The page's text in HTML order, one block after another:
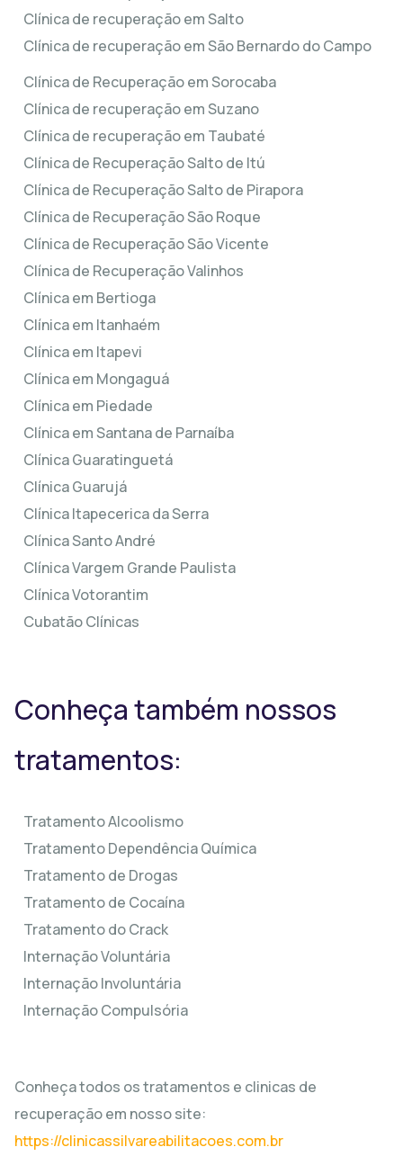
Clínica de recuperação em Salto
Clínica de recuperação em São Bernardo do Campo
Clínica de Recuperação em Sorocaba
Clínica de recuperação em Suzano
Clínica de recuperação em Taubaté
Clínica de Recuperação Salto de Itú
Clínica de Recuperação Salto de Pirapora
Clínica de Recuperação São Roque
Clínica de Recuperação São Vicente
Clínica de Recuperação Valinhos
Clínica em Bertioga
Clínica em Itanhaém
Clínica em Itapevi
Clínica em Mongaguá
Clínica em Piedade
Clínica em Santana de Parnaíba
Clínica Guaratinguetá
Clínica Guarujá
Clínica Itapecerica da Serra
Clínica Santo André
Clínica Vargem Grande Paulista
Clínica Votorantim
Cubatão Clínicas
Conheça também nossos
tratamentos:
Tratamento Alcoolismo
Tratamento Dependência Química
Tratamento de Drogas
Tratamento de Cocaína
Tratamento do Crack
Internação Voluntária
Internação Involuntária
Internação Compulsória
Conheça todos os tratamentos e clinicas de
recuperação em nosso site:
https://clinicassilvareabilitacoes.com.br